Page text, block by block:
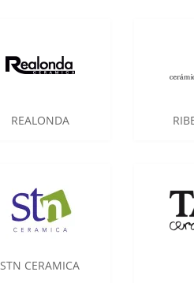
REALONDA
STN CERAMICA